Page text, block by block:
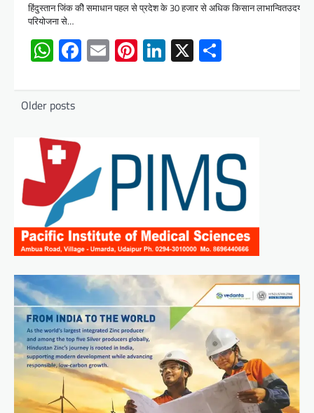
हिंदुस्तान जिंक कीे समाधान पहल से प्रदेश के 30 हजार से अधिक किसान
परियोजना से…
WhatsApp
Facebook
EmailPinterest
LinkedIn
X
Posts
Older posts